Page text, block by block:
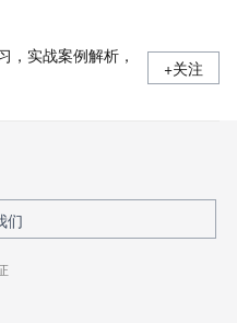
，实战案例解析，
+关注
们